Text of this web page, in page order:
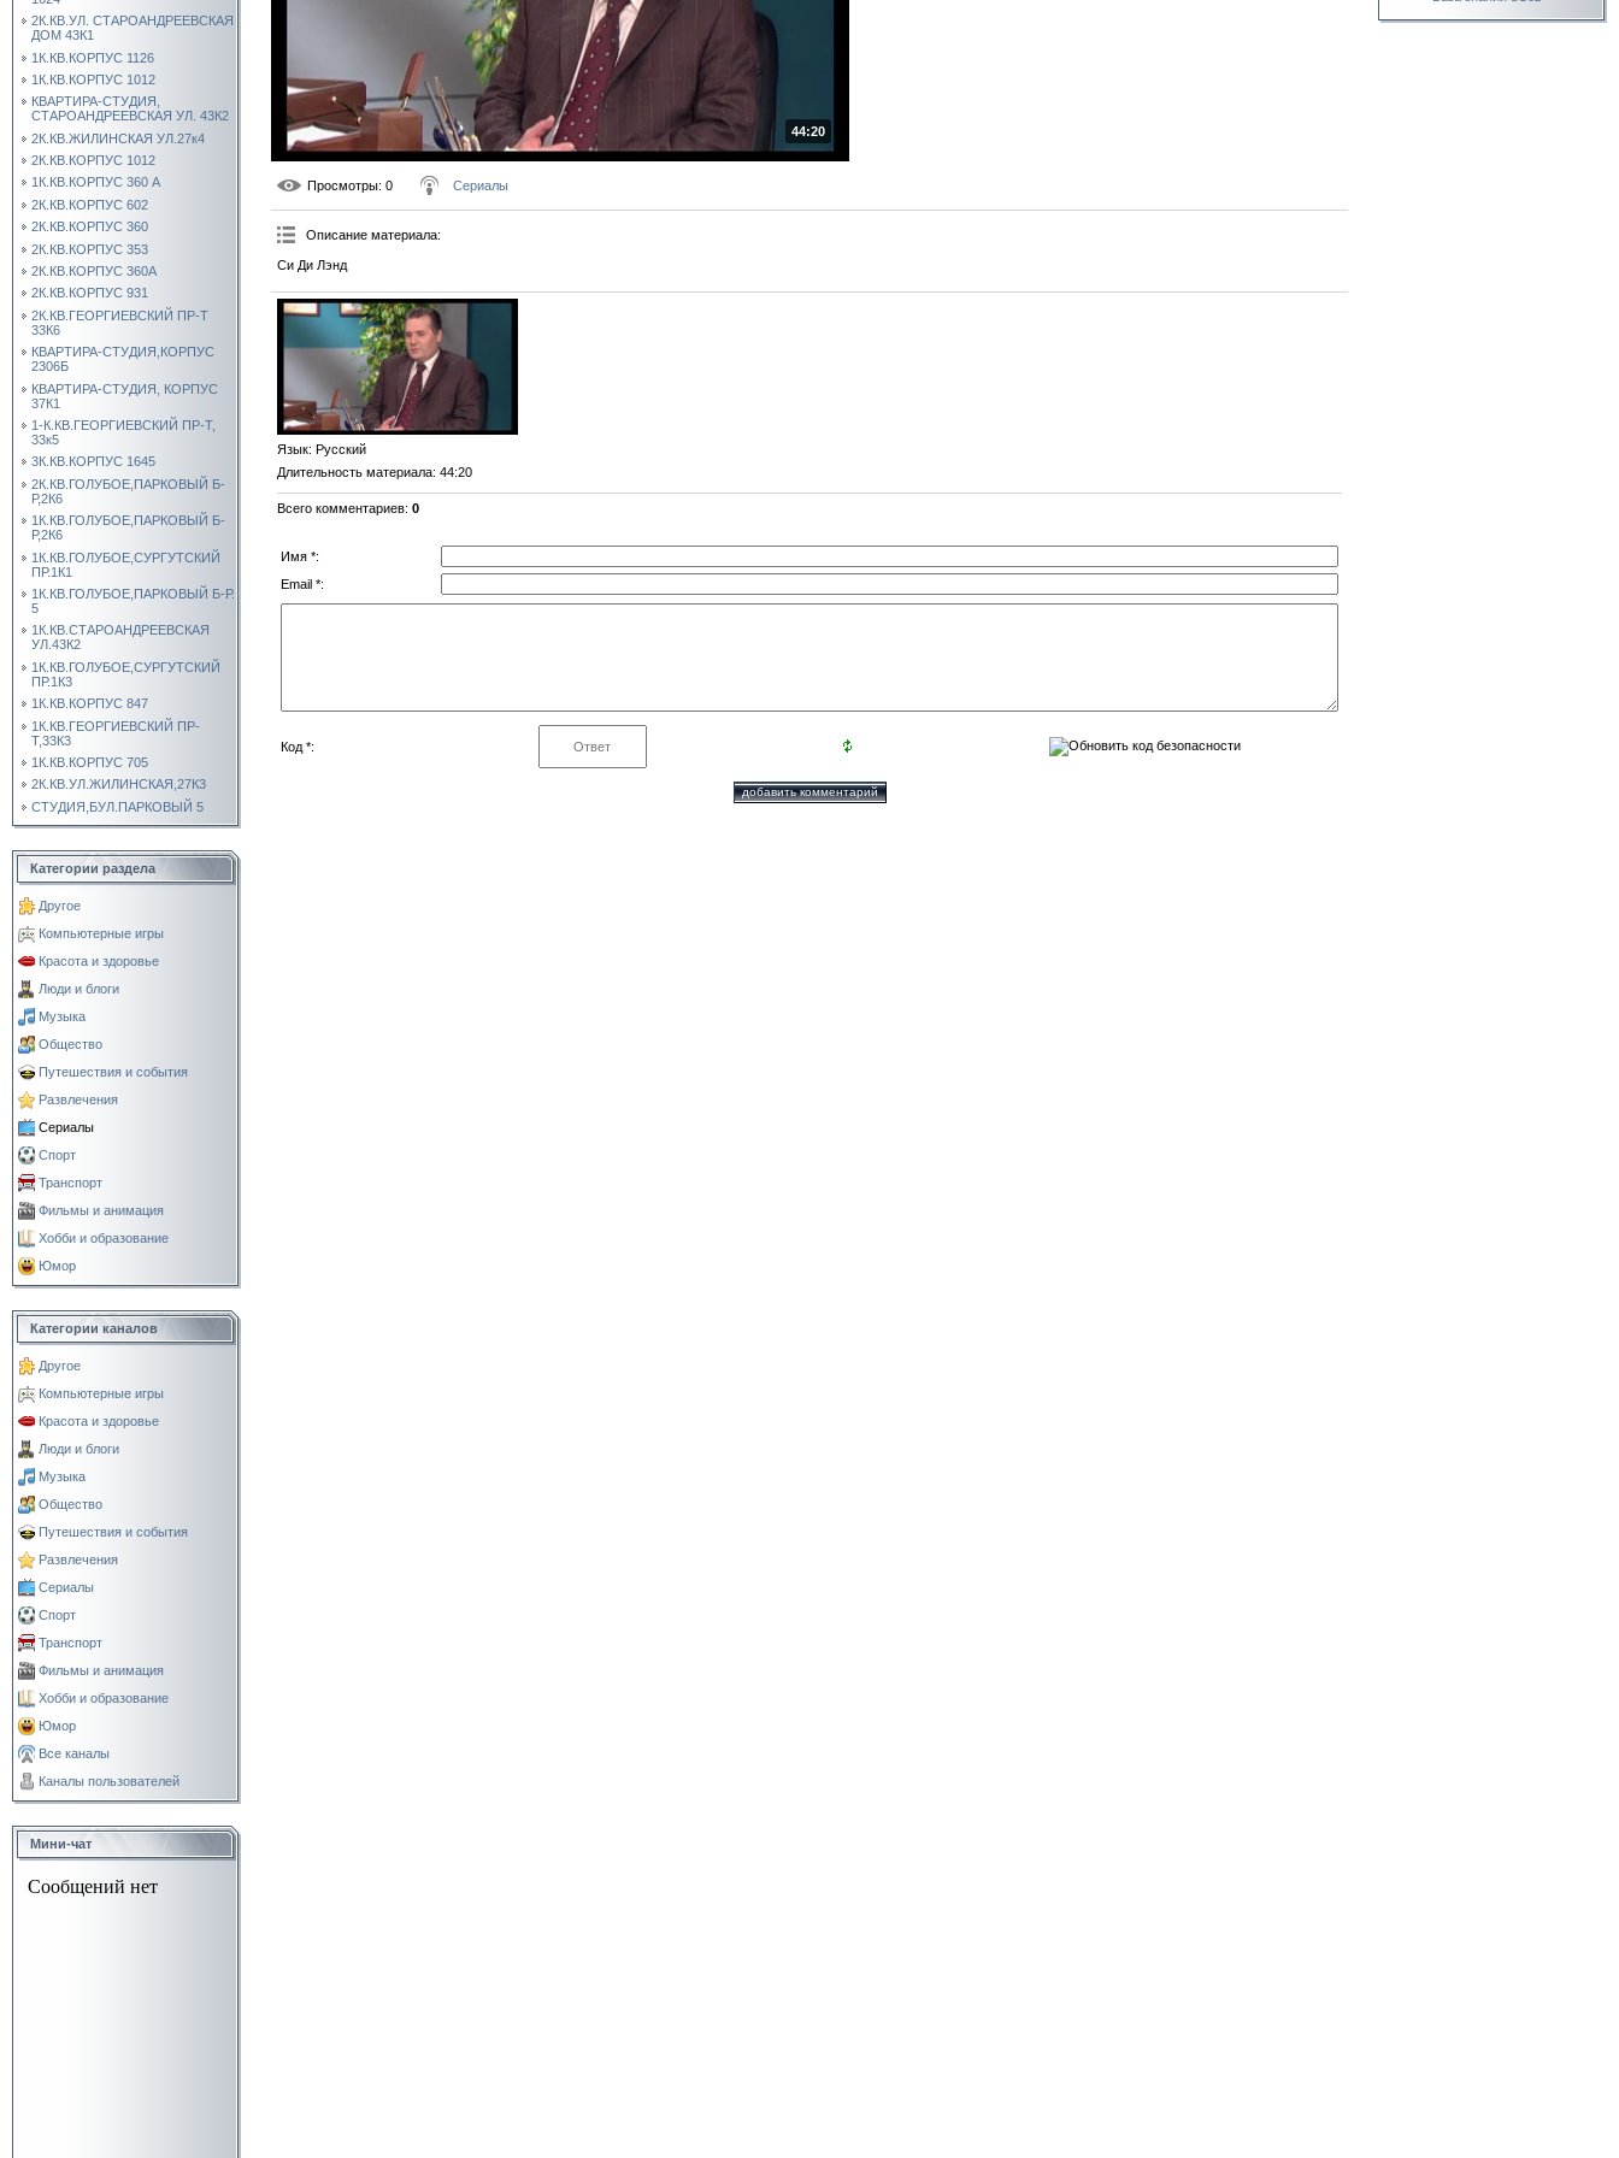
2К.КВ.УЛ. СТАРОАНДРЕЕВСКАЯ
ДОМ 43К1
1К.КВ.КОРПУС 1126
1К.КВ.КОРПУС 1012
КВАРТИРА-СТУДИЯ,
СТАРОАНДРЕЕВСКАЯ УЛ. 43К2
2К.КВ.ЖИЛИНСКАЯ УЛ.27к4
2К.КВ.КОРПУС 1012
1К.КВ.КОРПУС 360 А
2К.КВ.КОРПУС 602
2К.КВ.КОРПУС 360
2К.КВ.КОРПУС 353
2К.КВ.КОРПУС 360А
2К.КВ.КОРПУС 931
2К.КВ.ГЕОРГИЕВСКИЙ ПР-Т
33К6
КВАРТИРА-СТУДИЯ,КОРПУС
2306Б
КВАРТИРА-СТУДИЯ, КОРПУС
37К1
1-К.КВ.ГЕОРГИЕВСКИЙ ПР-Т,
33к5
3К.КВ.КОРПУС 1645
2К.КВ.ГОЛУБОЕ,ПАРКОВЫЙ Б-
Р,2К6
1К.КВ.ГОЛУБОЕ,ПАРКОВЫЙ Б-
Р,2К6
1К.КВ.ГОЛУБОЕ,СУРГУТСКИЙ
ПР.1К1
1К.КВ.ГОЛУБОЕ,ПАРКОВЫЙ Б-Р.
5
1К.КВ.СТАРОАНДРЕЕВСКАЯ
УЛ.43К2
1К.КВ.ГОЛУБОЕ,СУРГУТСКИЙ
ПР.1К3
1К.КВ.КОРПУС 847
1К.КВ.ГЕОРГИЕВСКИЙ ПР-
Т,33К3
1К.КВ.КОРПУС 705
2К.КВ.УЛ.ЖИЛИНСКАЯ,27К3
СТУДИЯ,БУЛ.ПАРКОВЫЙ 5
Категории раздела
Другое
Компьютерные игры
Красота и здоровье
Люди и блоги
Музыка
Общество
Путешествия и события
Развлечения
Сериалы
Спорт
Транспорт
Фильмы и анимация
Хобби и образование
Юмор
Категории каналов
Другое
Компьютерные игры
Красота и здоровье
Люди и блоги
Музыка
Общество
Путешествия и события
Развлечения
Сериалы
Спорт
Транспорт
Фильмы и анимация
Хобби и образование
Юмор
Все каналы
Каналы пользователей
Мини-чат
44:20
Просмотры: 0 Сериалы
Описание материала:
Си Ди Лэнд
Язык: Русский
Длительность материала: 44:20
Всего комментариев: 0
Имя *:
Email *:
Код *: